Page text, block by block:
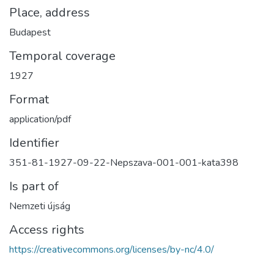
Place, address
Budapest
Temporal coverage
1927
Format
application/pdf
Identifier
351-81-1927-09-22-Nepszava-001-001-kata398
Is part of
Nemzeti újság
Access rights
https://creativecommons.org/licenses/by-nc/4.0/